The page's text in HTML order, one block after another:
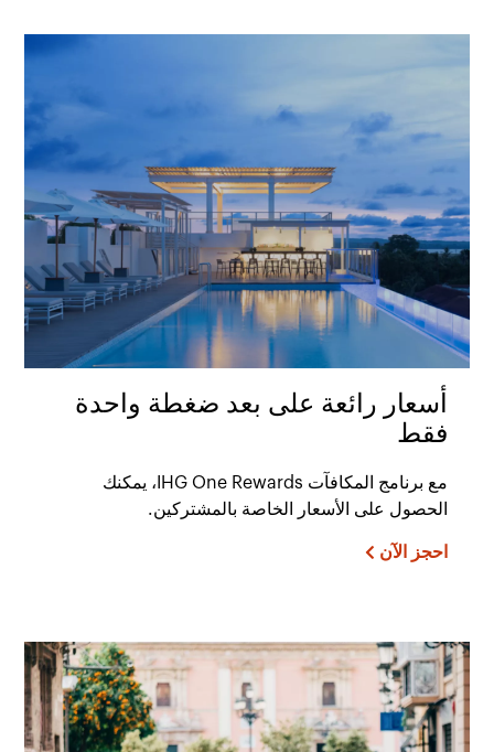
أسعار رائعة على بعد ضغطة واحدة
فقط
مع برنامج المكافآت IHG One Rewards، يمكنك
الحصول على الأسعار الخاصة بالمشتركين.
احجز الآن